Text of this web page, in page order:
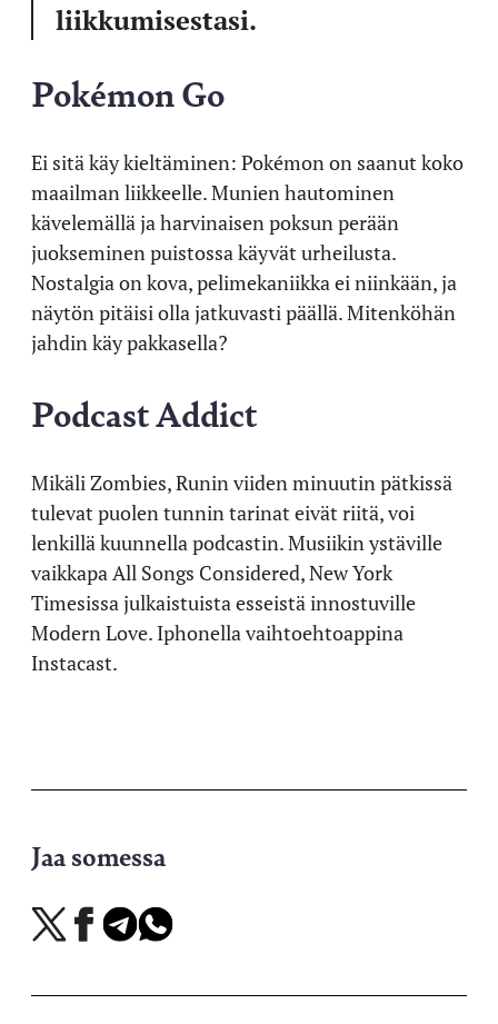
liikkumisestasi.
Pokémon Go
Ei sitä käy kieltäminen: Pokémon on saanut koko
maailman liikkeelle. Munien hautominen
kävelemällä ja harvinaisen poksun perään
juokseminen puistossa käyvät urheilusta.
Nostalgia on kova, pelimekaniikka ei niinkään, ja
näytön pitäisi olla jatkuvasti päällä. Mitenköhän
jahdin käy pakkasella?
Podcast Addict
Mikäli Zombies, Runin viiden minuutin pätkissä
tulevat puolen tunnin tarinat eivät riitä, voi
lenkillä kuunnella podcastin. Musiikin ystäville
vaikkapa All Songs Considered, New York
Timesissa julkaistuista esseistä innostuville
Modern Love. Iphonella vaihtoehtoappina
Instacast.
Jaa somessa
Jaa
X-
Jaa
Facebookissa
Jaa
Telegramissa
Jaa
WhatsAppissa